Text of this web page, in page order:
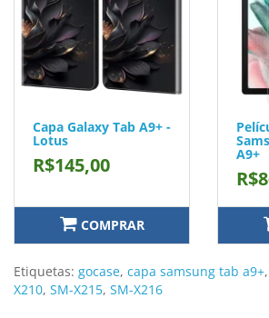
Capa Galaxy Tab A9+ -
Lotus
R$145,00
COMPRAR
A9+
Etiquetas: gocase, capa samsung tab a9+,
X210, SM-X215, SM-X216